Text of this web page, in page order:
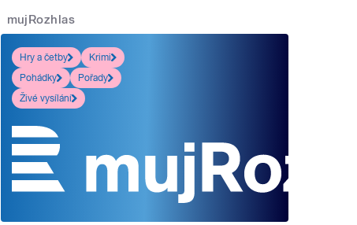
mujRozhlas
Hry a četby
Krimi
Pohádky
Pořady
Živé vysílání